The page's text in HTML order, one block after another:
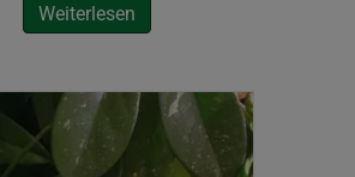
Weiterlesen